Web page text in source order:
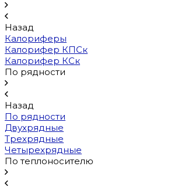
Назад
Калориферы
Калорифер КПСк
Калорифер КСк
По рядности
Назад
По рядности
Двухрядные
Трехрядные
Четырехрядные
По теплоносителю